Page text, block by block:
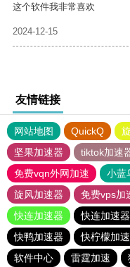
这个软件我非常喜欢
2024-12-15
友情链接
网站地图 QuickQ
坚果加速器
tiktok加速
免费vqn外网加速
小蓝
旋风加速器
免费vps加
快连加速器
快连加速
快鸭加速器
快柠檬加
软件中心
雷霆加速